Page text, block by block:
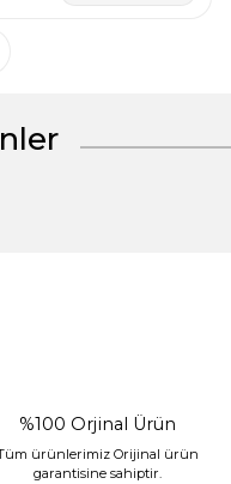
%100 Orjinal Ürün
ürünlerimiz Orijinal ürün
garantisine sahiptir.